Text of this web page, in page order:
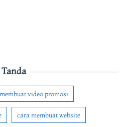
Tanda
video promosi
cara membuat website